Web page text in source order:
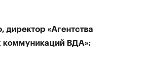
директор «Агентства
коммуникаций ВДА»: